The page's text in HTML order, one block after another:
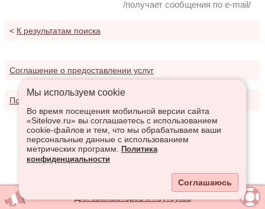
/получает сообщения по e-mail/
< К результатам поиска
Соглашение о предоставлении услуг
Политика конфиденциальности
Мы используем сookie
Во время посещения мобильной версии сайта
«Sitelove.ru» вы соглашаетесь с использованием
cookie-файлов и тем, что мы обрабатываем ваши
персональные данные с использованием
метрических программ.
Политика
конфиденциальности
Соглашаюсь
Для компьютеров и ноутбуков